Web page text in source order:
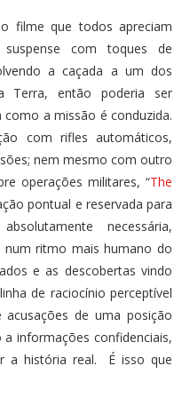
filme que todos apreciam
com toques de
a caçada a um dos
Terra, então poderia ser
a missão é conduzida.
com rifles automáticos,
nem mesmo com outro
operações militares, “The
pontual e reservada para
necessária,
ritmo mais humano do
e as descobertas vindo
de raciocínio perceptível
de uma posição
informações confidenciais,
a história real. É isso que